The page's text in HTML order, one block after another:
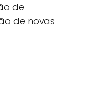
de
de novas